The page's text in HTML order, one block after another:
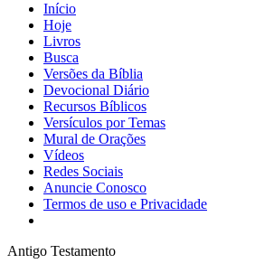
Início
Hoje
Livros
Busca
Versões da Bíblia
Devocional Diário
Recursos Bíblicos
Versículos por Temas
Mural de Orações
Vídeos
Redes Sociais
Anuncie Conosco
Termos de uso e Privacidade
Antigo Testamento